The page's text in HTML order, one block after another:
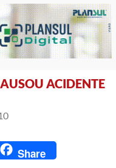
ACIDENTE
Share